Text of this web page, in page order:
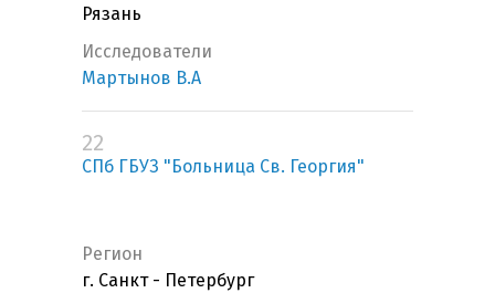
Рязань
Исследователи
Мартынов В.А
22
СПб ГБУЗ "Больница Св. Георгия"
Регион
г. Санкт - Петербург